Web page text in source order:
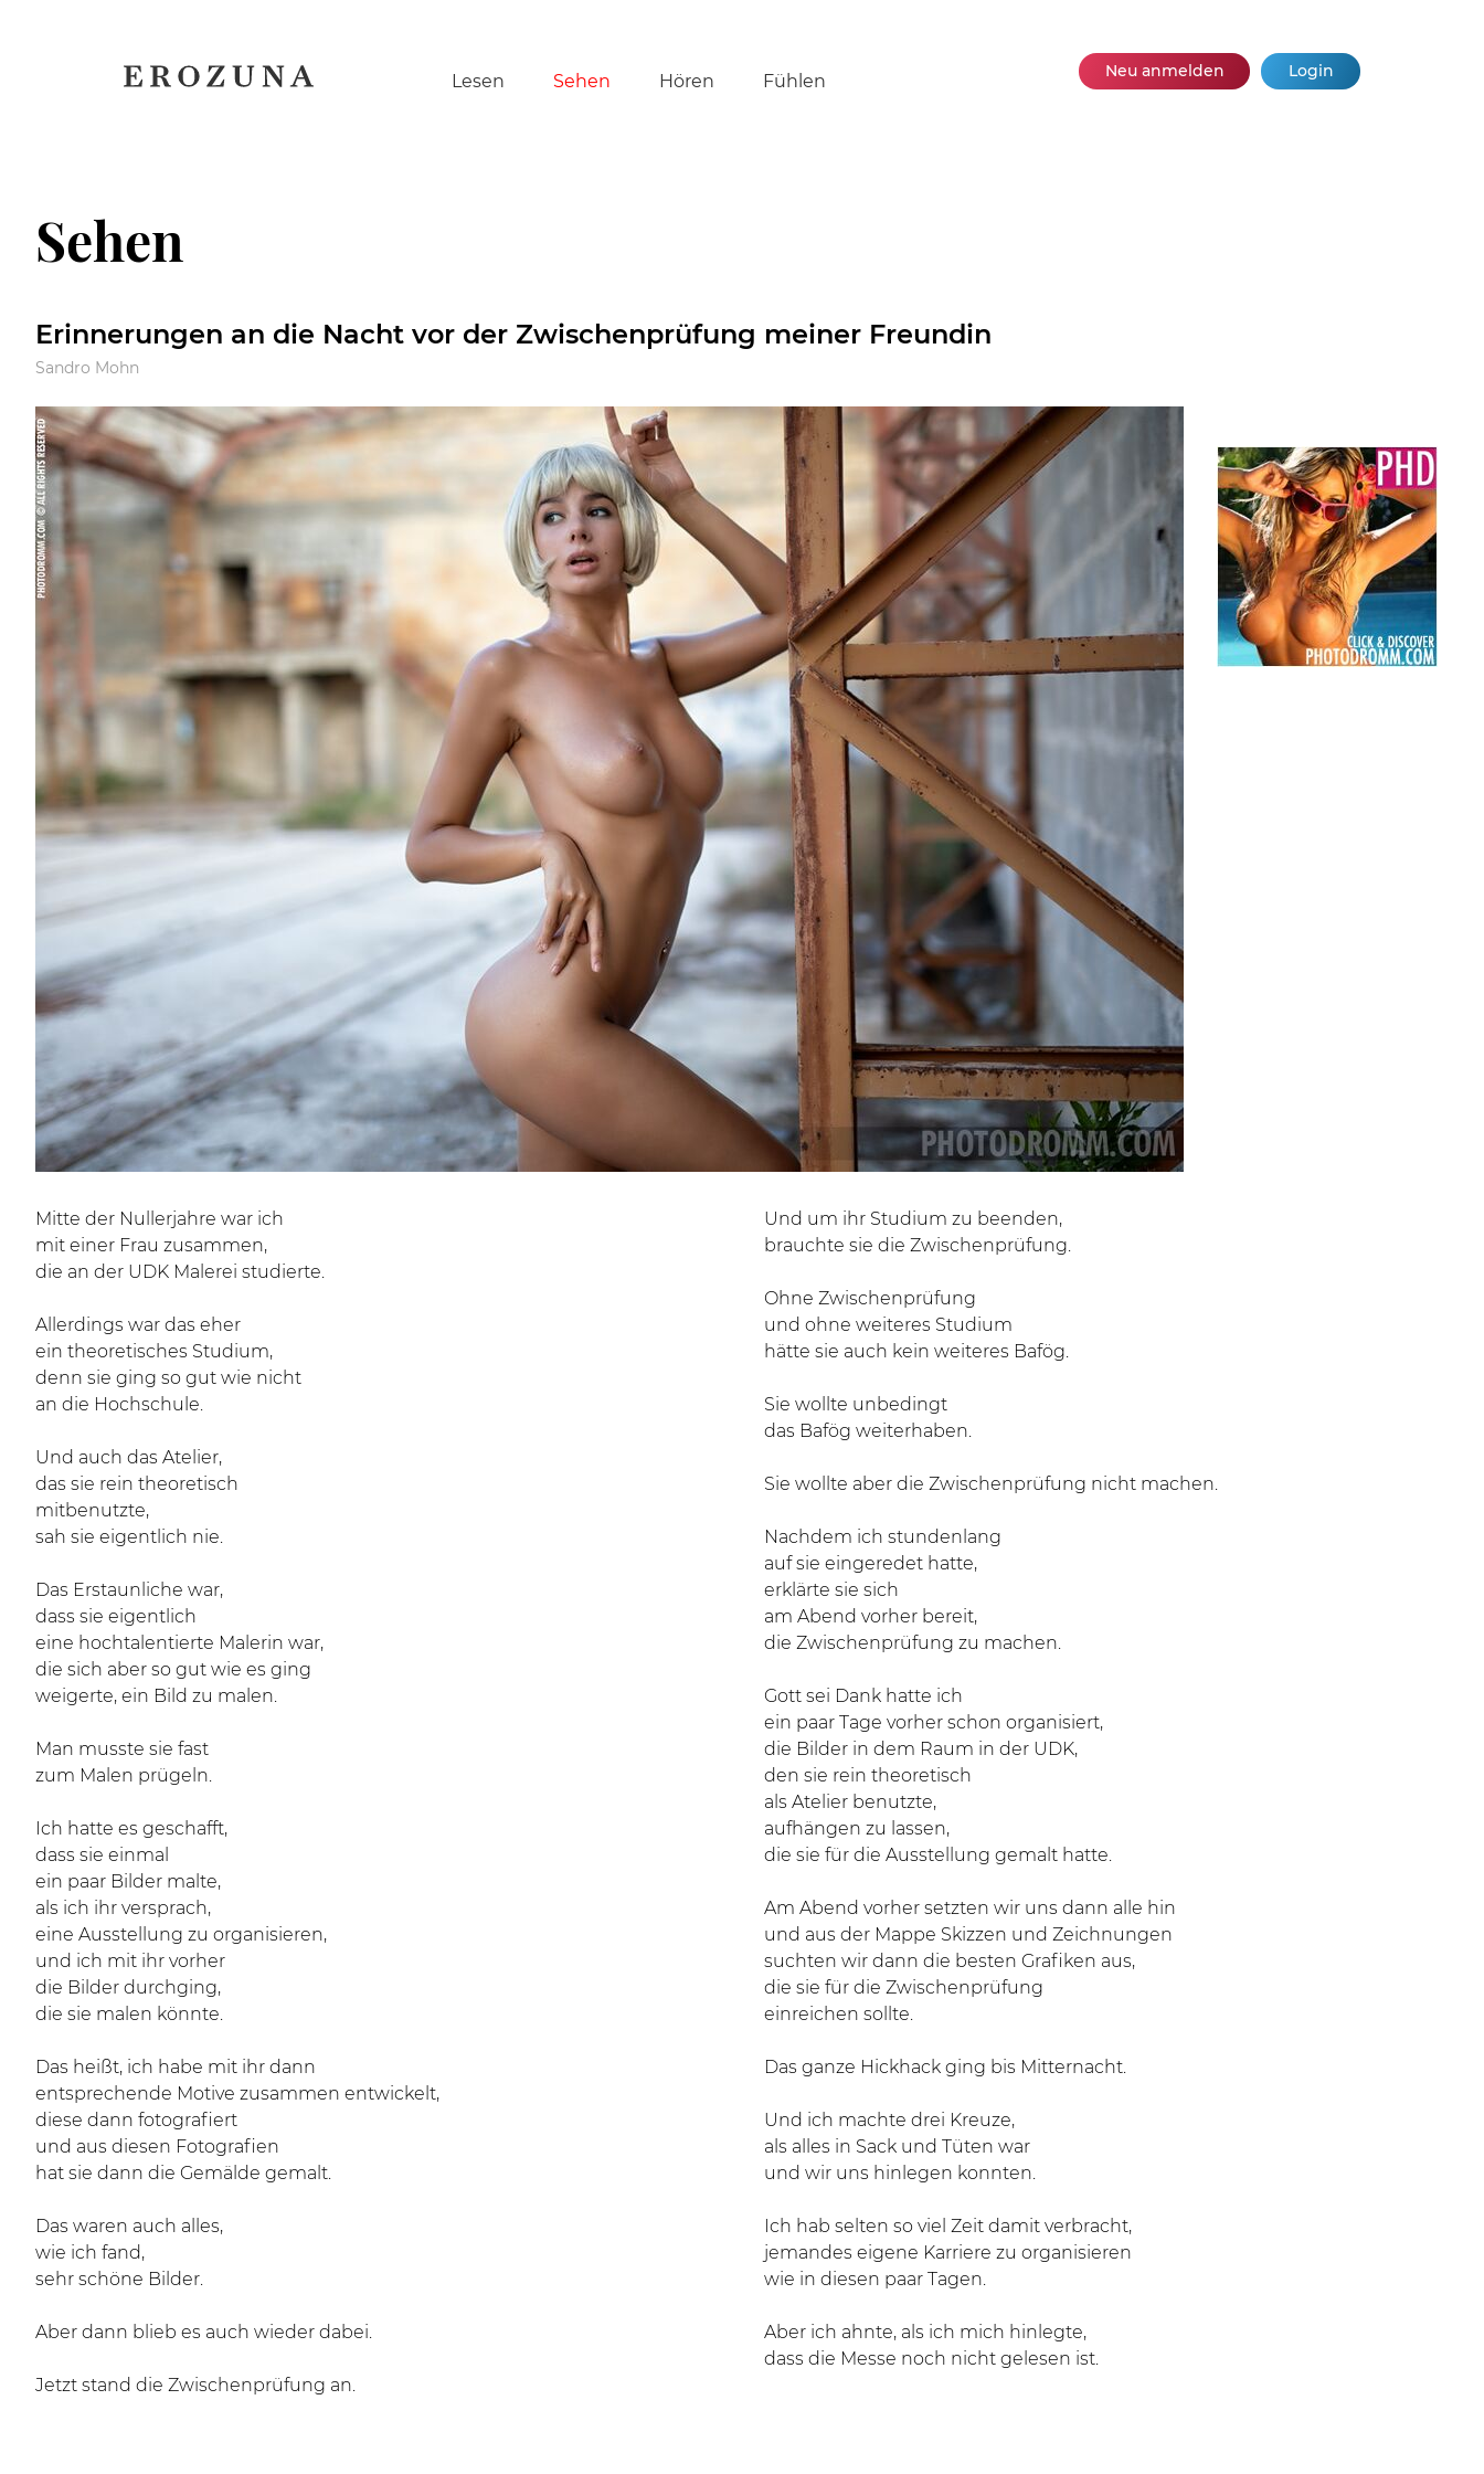
Navigation
Lesen Sehen Hören Fühlen Neu anmelden Login
Sehen
Erinnerungen an die Nacht vor der Zwischenprüfung meiner Freundin
Sandro Mohn
Mitte der Nullerjahre war ich
mit einer Frau zusammen,
die an der UDK Malerei studierte.
Allerdings war das eher
ein theoretisches Studium,
denn sie ging so gut wie nicht
an die Hochschule.
Und auch das Atelier,
das sie rein theoretisch
mitbenutzte,
sah sie eigentlich nie.
Das Erstaunliche war,
dass sie eigentlich
eine hochtalentierte Malerin war,
die sich aber so gut wie es ging
weigerte, ein Bild zu malen.
Man musste sie fast
zum Malen prügeln.
Ich hatte es geschafft,
dass sie einmal
ein paar Bilder malte,
als ich ihr versprach,
eine Ausstellung zu organisieren,
und ich mit ihr vorher
die Bilder durchging,
die sie malen könnte.
Das heißt, ich habe mit ihr dann
entsprechende Motive zusammen entwickelt,
diese dann fotografiert
und aus diesen Fotografien
hat sie dann die Gemälde gemalt.
Das waren auch alles,
wie ich fand,
sehr schöne Bilder.
Aber dann blieb es auch wieder dabei.
Jetzt stand die Zwischenprüfung an.
Und um ihr Studium zu beenden,
brauchte sie die Zwischenprüfung.
Ohne Zwischenprüfung
und ohne weiteres Studium
hätte sie auch kein weiteres Bafög.
Sie wollte unbedingt
das Bafög weiterhaben.
Sie wollte aber die Zwischenprüfung nicht machen.
Nachdem ich stundenlang
auf sie eingeredet hatte,
erklärte sie sich
am Abend vorher bereit,
die Zwischenprüfung zu machen.
Gott sei Dank hatte ich
ein paar Tage vorher schon organisiert,
die Bilder in dem Raum in der UDK,
den sie rein theoretisch
als Atelier benutzte,
aufhängen zu lassen,
die sie für die Ausstellung gemalt hatte.
Am Abend vorher setzten wir uns dann alle hin
und aus der Mappe Skizzen und Zeichnungen
suchten wir dann die besten Grafiken aus,
die sie für die Zwischenprüfung
einreichen sollte.
Das ganze Hickhack ging bis Mitternacht.
Und ich machte drei Kreuze,
als alles in Sack und Tüten war
und wir uns hinlegen konnten.
Ich hab selten so viel Zeit damit verbracht,
jemandes eigene Karriere zu organisieren
wie in diesen paar Tagen.
Aber ich ahnte, als ich mich hinlegte,
dass die Messe noch nicht gelesen ist.